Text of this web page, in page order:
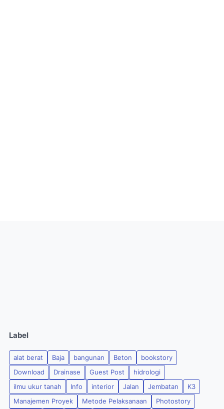
Label
alat berat Baja bangunan Beton
bookstory
Download
Drainase Guest Post
hidrologi
ilmu ukur tanah
Info interior Jalan Jembatan
K3
Manajemen Proyek
Metode Pelaksanaan Photostory